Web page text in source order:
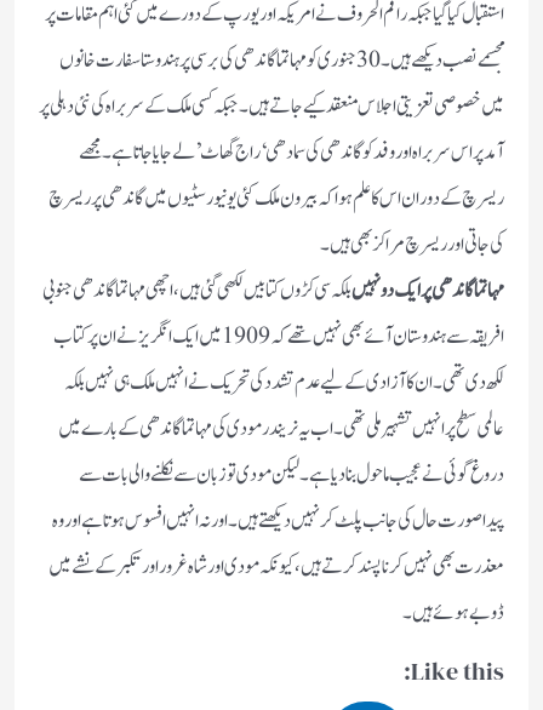
استقبال کیاگیا جبکہ راقم الحروف نے امریکہ اور یورپ کے دورے میں کئی اہم مقامات پر
مجسمے نصب دیکھے ہیں۔30 جنوری کو مہاتما گاندھی کی برسی پر ہندوستا سفارت خانوں
میں خصوصی تعزیتی اجلاس منعقد کیے جاتے ہیں۔جبکہ کسی ملک کے سربراہ کی نئی دہلی پر
آمد پر اس سربراہ اور وفد کو گاندھی کی سمادھی ‘ راج گھاٹ’ لے جایا جاتا ہے۔مجھے
ریسرچ کے دوران اس کا علم ہوا کہ بیرون ملک کئی یونیورسٹیوں میں گاندھی پر ریسرچ
کی جاتی اور ریسرچ مراکز بھی ہیں۔
مہاتما گاندھی پر ایک دو نہیںبلکہ سی کڑوں کتابیں لکھی گئی ہیں، اچھی مہاتما گاندھی جنوبی
افریقہ سے ہندوستان آئے بھی نہیں تھے کہ 1909 میں ایک انگریز نے ان پر کتاب
لکھ دی تھی۔ان کاآزادی کے لیے عدم تشدد کی تحریک نے انہیں ملک ہی نہیں بلکہ
عالمی سطح پرانہیں تشہیر ملی تھی۔ اب یہ نریندر مودی کی مہاتما گاندھی کے بارے میں
دروغ گوئی نے عجیب ماحول بنادیا ہے۔لیکن مودی تو زبان سے نکلنے والی بات سے
پیداصورت حال کی جانب پلٹ کر نہیں دیکھتے ہیں۔اور نہ انہیں افسوس ہوتا ہے اور وہ
معذرت بھی نہیں کرنا پسند کرتے ہیں،کیونکہ مودی اور شاہ غرور اورتکبرکے نشے میں
ڈوبے ہوئے ہیں۔
Like this: